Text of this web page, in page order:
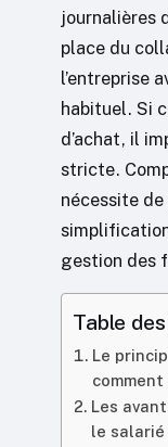
journalières
place du
l’entreprise
habituel. Si
d’achat, il
stricte.
nécessite
gestion des
Table
Le
Les
le salarié